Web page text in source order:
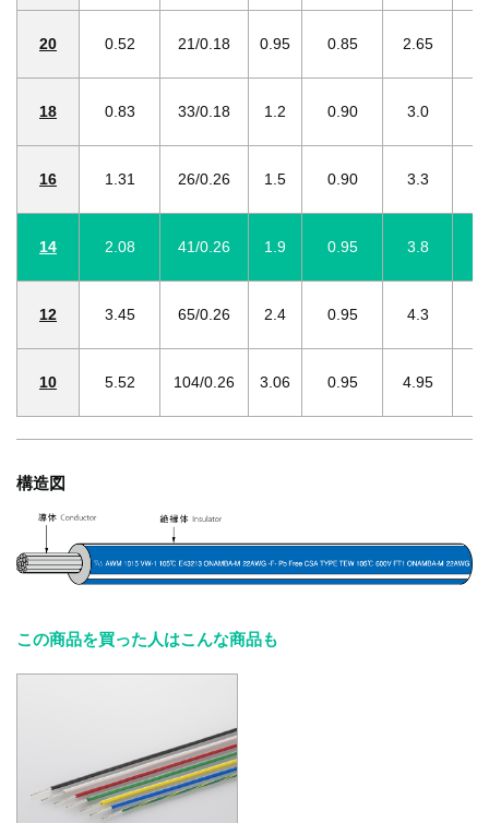
20 0.52 21/0.18 0.95 0.85 2.65
18 0.83 33/0.18 1.2 0.90 3.0
16 1.31 26/0.26 1.5 0.90 3.3
14 2.08 41/0.26 1.9 0.95 3.8
12 3.45 65/0.26 2.4 0.95 4.3
10 5.52 104/0.26 3.06 0.95 4.95
構造図
この商品を買った人はこんな商品も